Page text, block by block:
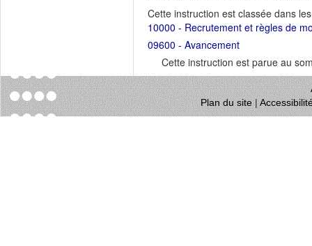
Cette instruction est classée dans
10000 - Recrutement et règles de
09600 - Avancement
Cette instruction est parue au
Plan du site|